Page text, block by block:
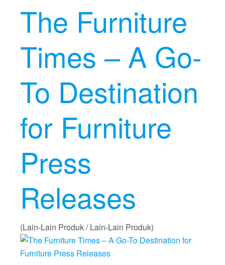
The Furniture
Times – A Go-
To Destination
for Furniture
Press
Releases
(Lain-Lain Produk / Lain-Lain Produk)